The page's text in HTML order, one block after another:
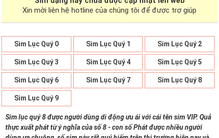
Xin mời liên hệ hotline của chúng tôi để được trợ giúp
Sim Lục Quý 0 Sim Lục Quý 1 Sim Lục Quý 2
Sim Lục Quý 3 Sim Lục Quý 4 Sim Lục Quý 5
Sim Lục Quý 6 Sim Lục Quý 7 Sim Lục Quý 8
Sim Lục Quý 9
Sim lục quý 8 được người dùng di động ưu ái với cái tên sim VIP. Quả
thực xuất phát từ ý nghĩa của số 8 - con số Phát được nhiều người